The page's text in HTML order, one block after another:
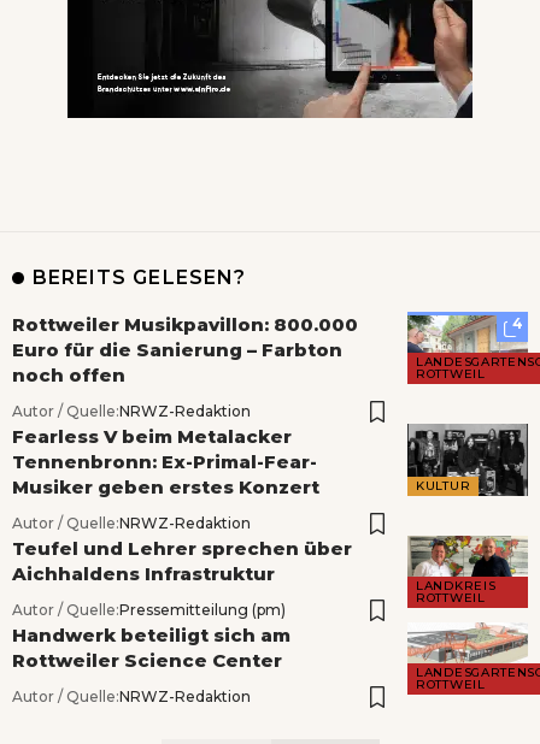
BEREITS GELESEN?
4
ROTTWEIL
Rottweiler Musikpavillon: 800.000
Euro für die Sanierung – Farbton
noch offen
Autor / Quelle:NRWZ-Redaktion
KULTUR
Fearless V beim Metalacker
Tennenbronn: Ex-Primal-Fear-
Musiker geben erstes Konzert
Autor / Quelle:NRWZ-Redaktion
LANDKREIS
ROTTWEIL
Teufel und Lehrer sprechen über
Aichhaldens Infrastruktur
Autor / Quelle:Pressemitteilung (pm)
ROTTWEIL
Handwerk beteiligt sich am
Rottweiler Science Center
Autor / Quelle:NRWZ-Redaktion